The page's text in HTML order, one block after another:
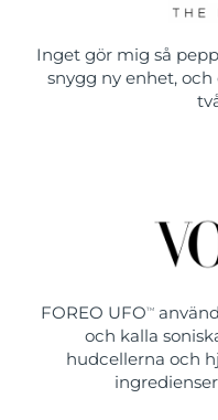
Inget gör mig så
snygg ny enhet,
FOREO UFO TM
och kalla
hudcellerna och